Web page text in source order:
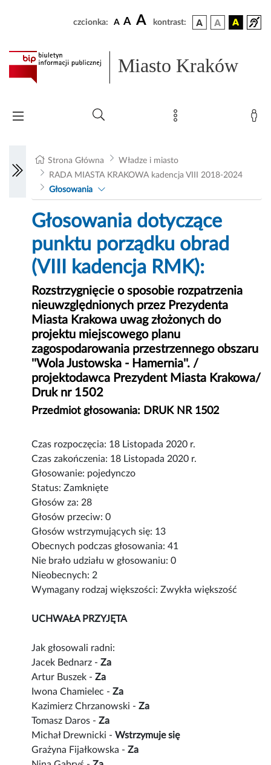
czcionka: A A A kontrast:
Miasto Kraków
Strona Główna
Władze i miasto
RADA MIASTA KRAKOWA kadencja VIII 2018-2024
Głosowania
Głosowania dotyczące
punktu porządku obrad
(VIII kadencja RMK):
Rozstrzygnięcie o sposobie rozpatrzenia
nieuwzględnionych przez Prezydenta
Miasta Krakowa uwag złożonych do
projektu miejscowego planu
zagospodarowania przestrzennego obszaru
''Wola Justowska - Hamernia''. /
projektodawca Prezydent Miasta Krakowa/
Druk nr 1502
Przedmiot głosowania: DRUK NR 1502
Czas rozpoczęcia: 18 Listopada 2020 r.
Czas zakończenia: 18 Listopada 2020 r.
Głosowanie: pojedynczo
Status: Zamknięte
Głosów za: 28
Głosów przeciw: 0
Głosów wstrzymujących się: 13
Obecnych podczas głosowania: 41
Nie brało udziału w głosowaniu: 0
Nieobecnych: 2
Wymagany rodzaj większości: Zwykła większość
UCHWAŁA PRZYJĘTA
Jak głosowali radni:
Jacek Bednarz -Za
Artur Buszek -Za
Iwona Chamielec -Za
Kazimierz Chrzanowski -Za
Tomasz Daros -Za
Michał Drewnicki -Wstrzymuje się
Grażyna Fijałkowska -Za